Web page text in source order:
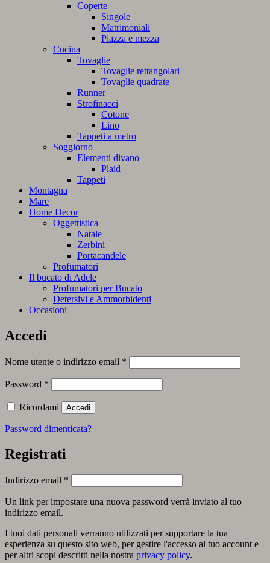
Coperte
Singole
Matrimoniali
Piazza e mezza
Cucina
Tovaglie
Tovaglie rettangolari
Tovaglie quadrate
Runner
Strofinacci
Cotone
Lino
Tappeti a metro
Soggiorno
Elementi divano
Plaid
Tappeti
Montagna
Mare
Home Decor
Oggettistica
Natale
Zerbini
Portacandele
Profumatori
Il bucato di Adele
Profumatori per Bucato
Detersivi e Ammorbidenti
Occasioni
Accedi
Nome utente o indirizzo email *
Password *
Ricordami Accedi
Password dimenticata?
Registrati
Indirizzo email *
Un link per impostare una nuova password verrà inviato al tuo
indirizzo email.
I tuoi dati personali verranno utilizzati per supportare la tua
esperienza su questo sito web, per gestire l'accesso al tuo account e
per altri scopi descritti nella nostra privacy policy.